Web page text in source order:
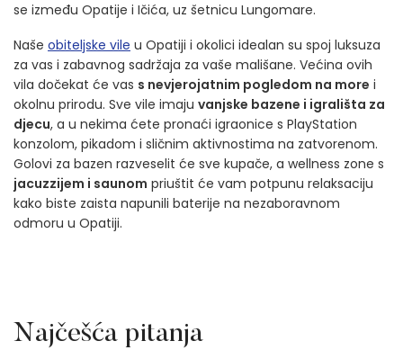
se između Opatije i Ičića, uz šetnicu Lungomare.
Naše obiteljske vile u Opatiji i okolici idealan su spoj luksuza
za vas i zabavnog sadržaja za vaše mališane. Većina ovih
vila dočekat će vas s nevjerojatnim pogledom na more i
okolnu prirodu. Sve vile imaju vanjske bazene i igrališta za
djecu, a u nekima ćete pronaći igraonice s PlayStation
konzolom, pikadom i sličnim aktivnostima na zatvorenom.
Golovi za bazen razveselit će sve kupače, a wellness zone s
jacuzzijem i saunom priuštit će vam potpunu relaksaciju
kako biste zaista napunili baterije na nezaboravnom
odmoru u Opatiji.
Najčešća pitanja